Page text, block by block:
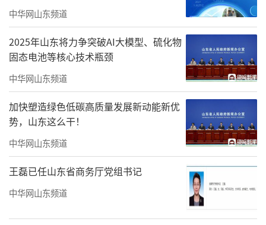
中华网山东频道
2025年山东将力争突破AI大模型、硫化物
固态电池等核心技术瓶颈
中华网山东频道
加快塑造绿色低碳高质量发展新动能新优
势，山东这么干！
中华网山东频道
王磊已任山东省商务厅党组书记
中华网山东频道